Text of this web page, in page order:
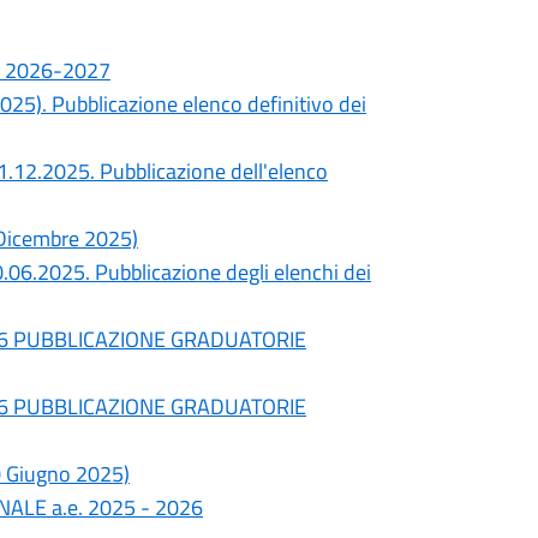
2026-2027
Pubblicazione elenco definitivo dei
Pubblicazione dell'elenco
2025)
Pubblicazione degli elenchi dei
GRADUATORIE
GRADUATORIE
2025)
a.e. 2025 - 2026